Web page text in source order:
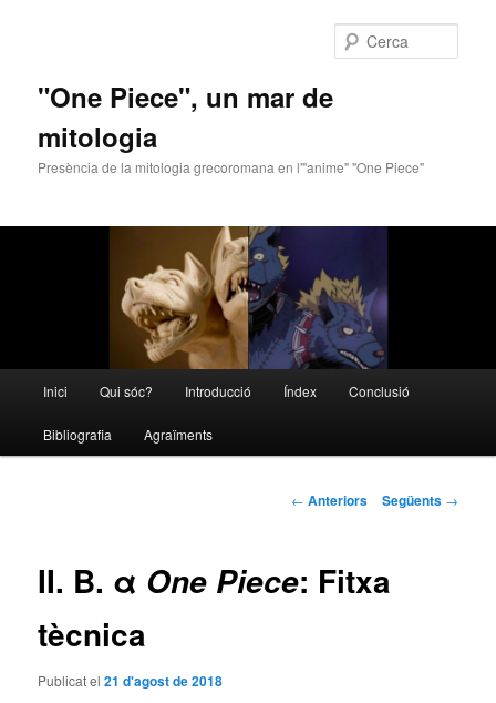
"One Piece", un mar de
mitologia
Presència de la mitologia grecoromana en l'"anime" "One Piece"
principal
Aneu
al
Inici Qui sóc? Introducció Índex Conclusió
Bibliografia Agraïments
Navegació
← Anteriors Següents →
II. B. α One Piece: Fitxa
tècnica
Publicat el21 d'agost de 2018